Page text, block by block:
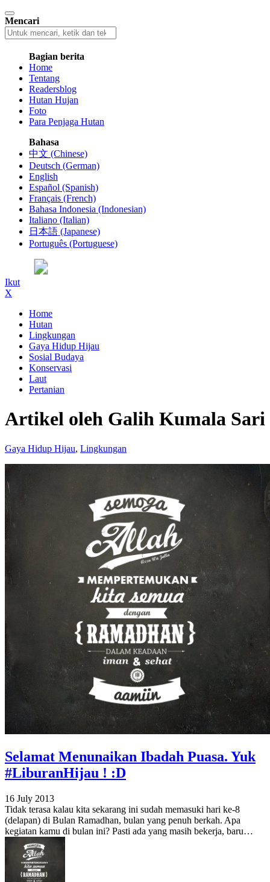
Mencari
Bagian berita
Home
Tentang
Readersblog
Hutan Hujan
Foto
Para Penjaga Hutan
Bahasa
中文 (Chinese)
Deutsch (German)
English
Español (Spanish)
Français (French)
Bahasa Indonesia (Indonesian)
Italiano (Italian)
日本語 (Japanese)
Português (Portuguese)
Ikut
X
Home
Hutan
Lingkungan
Gaya Hidup Hijau
Sosial Budaya
Konservasi
Laut
Pertanian
Artikel oleh Galih Kumala Sari
Gaya Hidup Hijau, Lingkungan
Selamat Menunaikan Ibadah Puasa. Yuk
#LiburanHijau ! :D
16 July 2013
Tidak terasa kalau kita sekarang ini sudah memasuki hari ke-8
(delapan) di Bulan Ramadhan, bulan yang penuh berkah. Apa
kegiatan kamu di bulan ini? Pasti ada yang masih bekerja, baru…